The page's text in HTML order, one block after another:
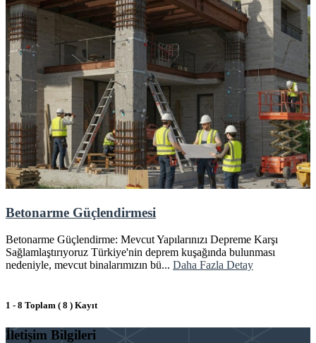
Betonarme Güçlendirmesi
Betonarme Güçlendirme: Mevcut Yapılarınızı Depreme Karşı
Sağlamlaştırıyoruz Türkiye'nin deprem kuşağında bulunması
nedeniyle, mevcut binalarımızın bü... Daha Fazla Detay
1 - 8 Toplam ( 8 ) Kayıt
İletişim Bilgileri